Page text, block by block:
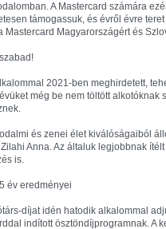
A Mastercard számára
támogassuk, és évről évre
Mastercard Magyarországért és
2021-ben meghirdetett,
még be nem töltött alkotóknak
és zenei élet kiválóságaiból
Zilahi Anna. Az általuk legjobbnak
is.
év eredményei
díjat idén hatodik alkalommal
indított ösztöndíjprogramnak. A